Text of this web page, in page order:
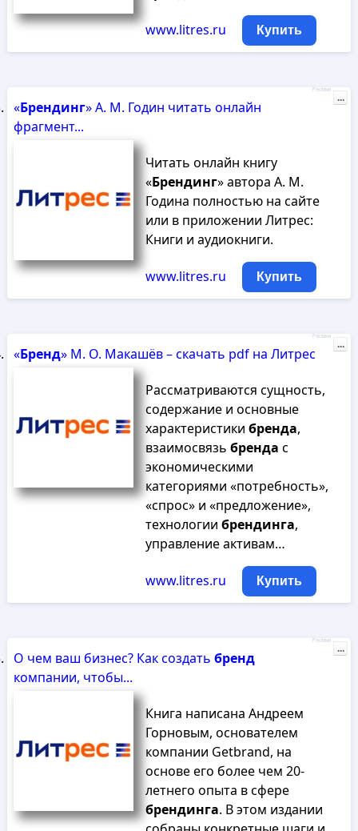
www.litres.ru Купить
«Брендинг» А. М. Годин читать онлайн
фрагмент...
Читать онлайн книгу
«Брендинг» автора А. М.
Година полностью на сайте
или в приложении Литрес:
Книги и аудиокниги.
www.litres.ru Купить
Реклама
...
«Бренд» М. О. Макашёв – скачать pdf на Литрес
Рассматриваются сущность,
содержание и основные
характеристики бренда,
взаимосвязь бренда с
экономическими
категориями «потребность»,
«спрос» и «предложение»,
технологии брендинга,
управление активам…
www.litres.ru Купить
Реклама
...
О чем ваш бизнес? Как создать бренд
компании, чтобы...
Книга написана Андреем
Горновым, основателем
компании Getbrand, на
основе его более чем 20-
летнего опыта в сфере
брендинга. В этом издании
Реклама
...